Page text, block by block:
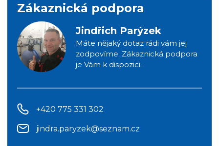
Zákaznická podpora
Jindřich Parýzek
Máte nějaký dotaz rádi vám jej
zodpovíme. Zákaznická podpora
je Vám k dispozici.
+420 775 331 302
jindra.paryzek@seznam.cz